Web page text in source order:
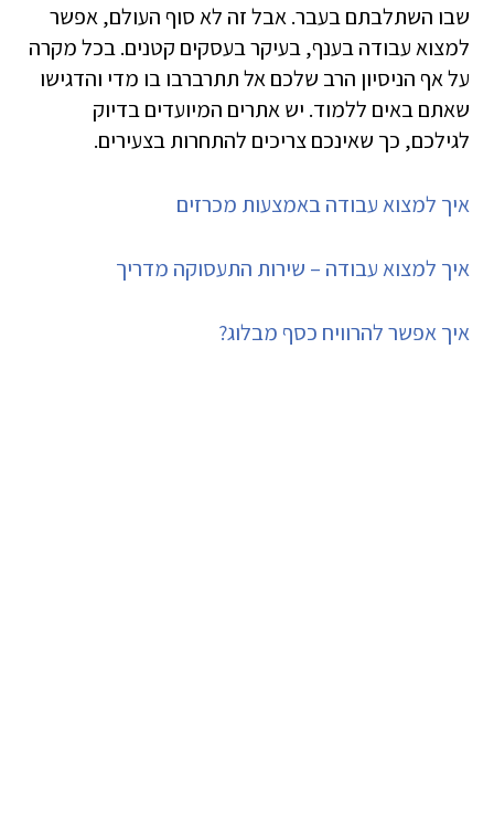
שבו השתלבתם בעבר. אבל זה לא סוף העולם, אפשר
למצוא עבודה בענף, בעיקר בעסקים קטנים. בכל מקרה
על אף הניסיון הרב שלכם אל תתרברבו בו מדי והדגישו
שאתם באים ללמוד. יש אתרים המיועדים בדיוק
לגילכם, כך שאינכם צריכים להתחרות בצעירים.
איך למצוא עבודה באמצעות מכרזים
איך למצוא עבודה – שירות התעסוקה מדריך
איך אפשר להרוויח כסף מבלוג?